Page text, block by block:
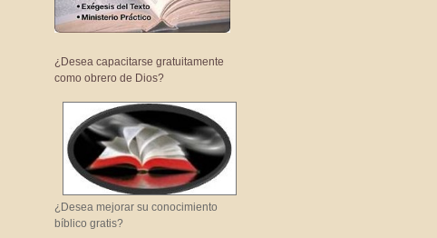
¿Desea capacitarse gratuitamente
como obrero de Dios?
¿Desea mejorar su conocimiento
bíblico gratis?